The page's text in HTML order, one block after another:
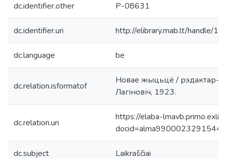
dc.identifier.other P-08631
dc.identifier.uri http://elibrary.mab.lt/handle/1/
dc.language be
dc.relation.isformatof
Новае жыцьцë / рэдактар-
Лагіновіч, 1923.
dc.relation.uri
https://elaba-
dc.subject Laikraščiai